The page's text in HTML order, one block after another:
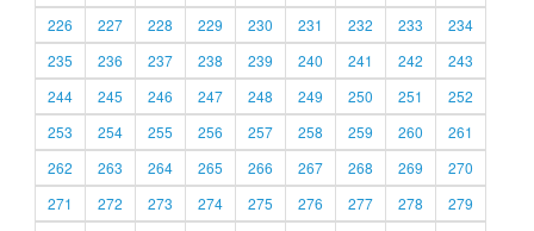
226
227 228 229 230 231 232 233
234
235
236 237 238 239 240 241 242
243
244
245 246 247 248 249 250 251
252
253
254 255 256 257 258 259 260
261
262
263 264 265 266 267 268 269
270
271
272 273 274 275 276 277 278
279